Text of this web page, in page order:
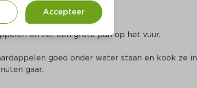
en zet een grote pan op het vuur.
goed onder water staan en kook ze in
gaar.
Accepteer